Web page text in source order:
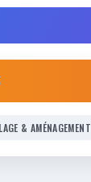
& AMÉNAGEMENT